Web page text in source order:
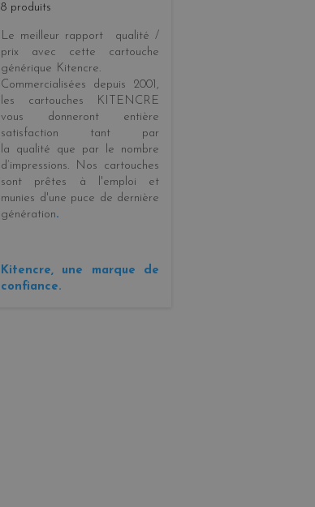
8 produits
Le meilleur rapport qualité /
prix avec cette cartouche
générique Kitencre.
Commercialisées depuis 2001 ,
les cartouches KITENCRE
vous donneront entière
satisfaction tant par
la qualité que par le nombre
d’impressions. Nos cartouches
sont prêtes à l'emploi et
munies d'une puce de dernière
génération.
Kitencre, une marque de
confiance.